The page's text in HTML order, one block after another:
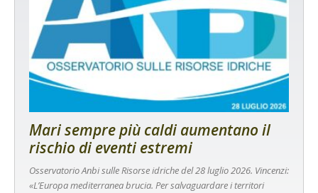
Mari sempre più caldi aumentano il
rischio di eventi estremi
Osservatorio Anbi sulle Risorse idriche del 28 luglio 2026. Vincenzi:
«L’Europa mediterranea brucia. Per salvaguardare i territori